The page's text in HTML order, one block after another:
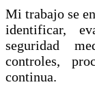
Mi trabajo se
identificar,
seguridad
controles,
continua.